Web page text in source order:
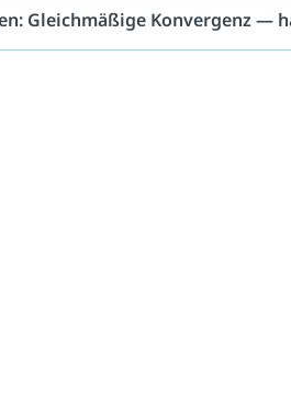
Gleichmäßige Konvergenz —